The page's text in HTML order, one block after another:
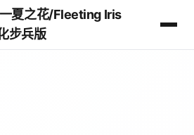
夏之花/Fleeting Iris
步兵版